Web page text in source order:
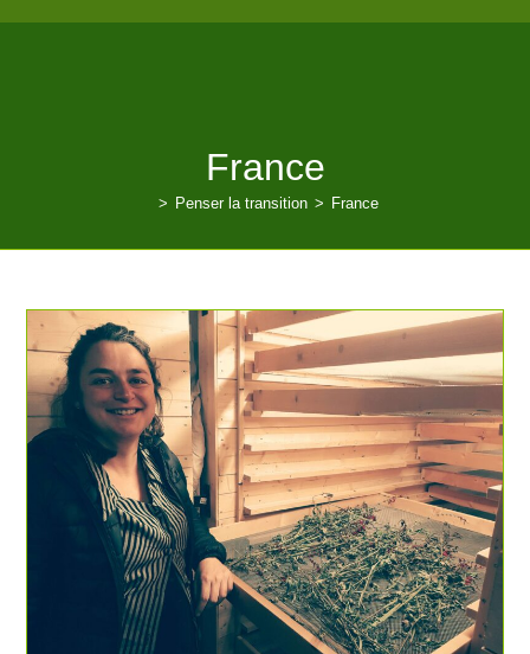
France
> Penser la transition > France